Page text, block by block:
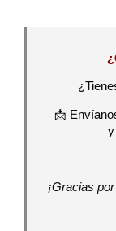
📩
y
¡Gracias